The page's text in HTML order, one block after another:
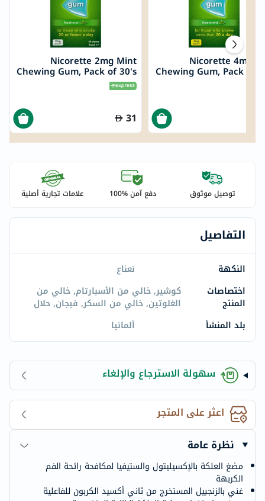
Nicorette 2mg Mint
Chewing Gum, Pack of 30's
31
Nicorette 4mg
Chewing Gum, Pack of
توصيل موثوق دفع آمن %100 علامات تجارية أصلية
التفاصيل
النكهة
نعناع
اختصاصات
المنتج
كوشير, خالي من الأسبارتام, خالي من
الغلوتين, خالي من السكر, فيجان, حلال
بلد المنشأ
ألمانيا
سهولة الاسترجاع والإلغاء
اعثر على المتجر
نظرة عامة
مضغ العلكة بالإكسيليتول والستيفيا لمكافحة رائحة الفم
الكريهة
غني بالزنجبيل المستخرج من ثاني أكسيد الكربون للفاعلية